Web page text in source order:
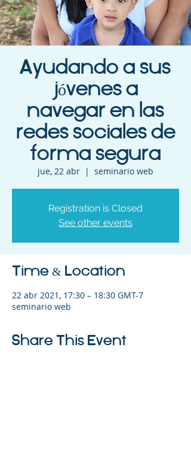
Ayudando a sus
jóvenes a
navegar en las
redes sociales de
forma segura
jue, 22 abr
  |
seminario web
Registration is Closed
See other events
Time & Location
22 abr 2021, 17:30 – 18:30 GMT-7
seminario web
Share This Event